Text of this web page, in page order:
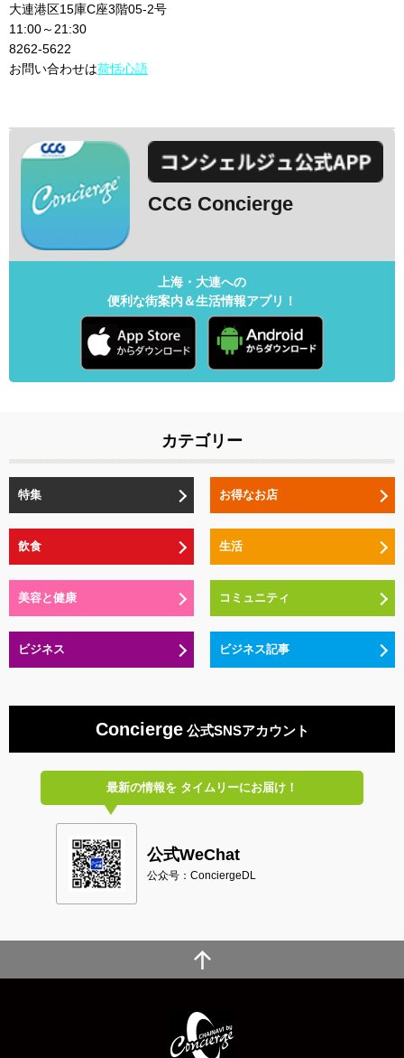
大連港区15庫C座3階05-2号
11:00～21:30
8262-5622
お問い合わせは荷恬心語
CCG Concierge
上海・大連への
便利な街案内＆生活情報アプリ！
カテゴリー
特集 お得なお店
飲食 生活
美容と健康 コミュニティ
ビジネス ビジネス記事
Concierge公式SNSアカウント
最新の情報をタイムリーにお届け！
公式WeChat
公众号：ConciergeDL